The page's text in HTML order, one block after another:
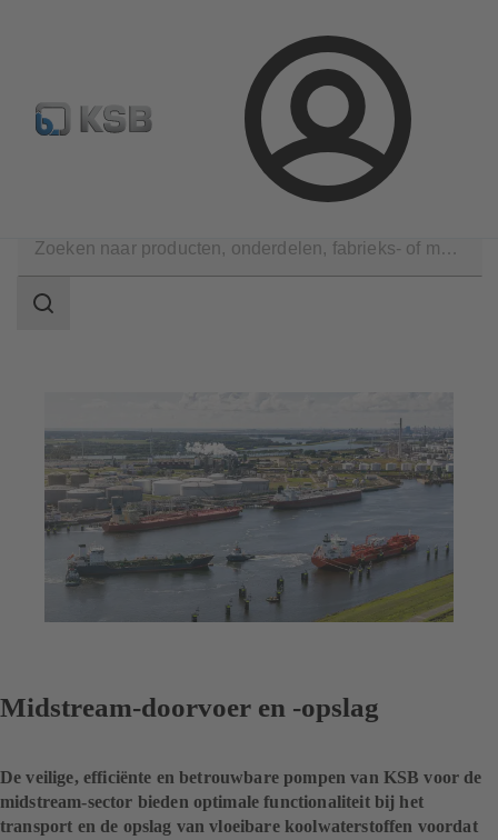
Aanmelding
Configure Product KSB Select Standaard stuklijsten
Midstream
Zoekgebied
Midstream-doorvoer en -opslag
De veilige, efficiënte en betrouwbare pompen van KSB voor de
midstream-sector bieden optimale functionaliteit bij het
transport en de opslag van vloeibare koolwaterstoffen voordat